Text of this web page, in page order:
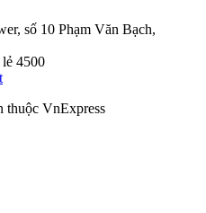
số 10 Phạm Văn Bạch,
4500
thuộc VnExpress